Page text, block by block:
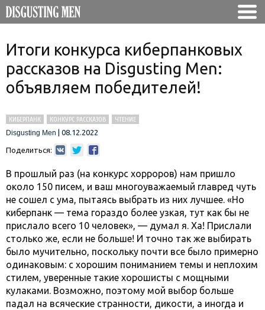
Итоги конкурса киберпанковых
рассказов на Disgusting Men:
объявляем победителей!
КИБЕРПАНК КОНКУРС РАССКАЗОВ
ЧТЕНИЕ
Disgusting Men
08.12.2022
Поделиться:
В прошлый раз (на конкурс хорроров) нам пришло
около 150 писем, и ваш многоуважаемый главред чуть
не сошел с ума, пытаясь выбрать из них лучшее. «Но
киберпанк — тема гораздо более узкая, тут как бы не
прислало всего 10 человек», — думал я. Ха! Прислали
столько же, если не больше! И точно так же выбирать
было мучительно, поскольку почти все было примерно
одинаковым: с хорошим пониманием темы и неплохим
стилем, уверенные такие хорошисты с мощными
кулаками. Возможно, поэтому мой выбор больше
падал на всяческие странности, дикости, а иногда и